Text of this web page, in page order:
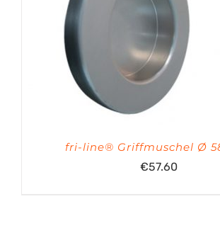
fri-line® Griffmuschel Ø
€57.60